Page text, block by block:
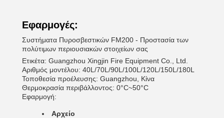
Εφαρμογές:
Συστήματα Πυροσβεστικών FM200 - Προστασία των
πολύτιμων περιουσιακών στοιχείων σας
Ετικέτα: Guangzhou Xingjin Fire Equipment Co., Ltd.
Αριθμός μοντέλου: 40L/70L/90L/100L/120L/150L/180L
Τοποθεσία προέλευσης: Guangzhou, Κίνα
Θερμοκρασία περιβάλλοντος: 0°C~50°C
Εφαρμογή:
Αρχείο